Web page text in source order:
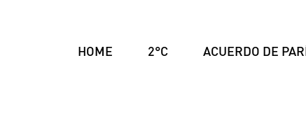
HOME 2°C ACUERDO DE